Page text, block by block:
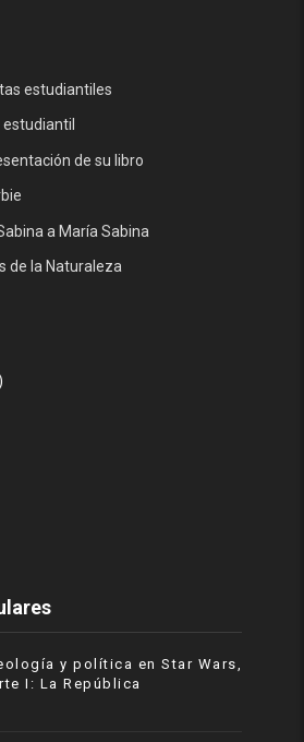
estudiantiles
de su libro
a María Sabina
de la Naturaleza
y política en Star Wars,
I: La República